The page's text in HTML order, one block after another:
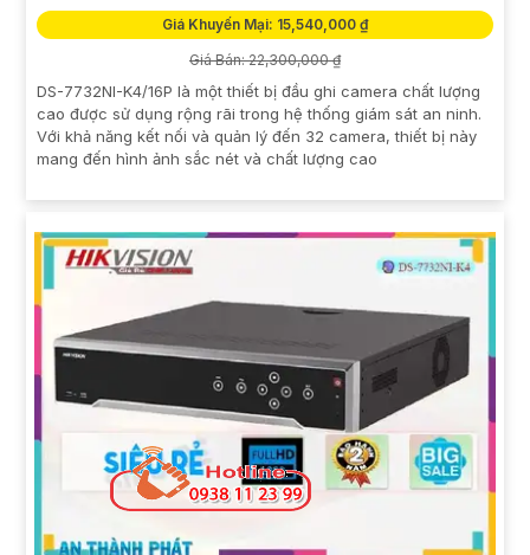
Giá Khuyến Mại: 15,540,000 ₫
Giá Bán: 22,300,000 ₫
DS-7732NI-K4/16P là một thiết bị đầu ghi camera chất lượng
cao được sử dụng rộng rãi trong hệ thống giám sát an ninh.
Với khả năng kết nối và quản lý đến 32 camera, thiết bị này
mang đến hình ảnh sắc nét và chất lượng cao